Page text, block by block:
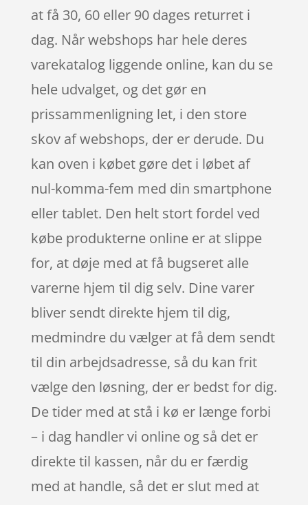
at få 30, 60 eller 90 dages returret i
dag. Når webshops har hele deres
varekatalog liggende online, kan du se
hele udvalget, og det gør en
prissammenligning let, i den store
skov af webshops, der er derude. Du
kan oven i købet gøre det i løbet af
nul-komma-fem med din smartphone
eller tablet. Den helt stort fordel ved
købe produkterne online er at slippe
for, at døje med at få bugseret alle
varerne hjem til dig selv. Dine varer
bliver sendt direkte hjem til dig,
medmindre du vælger at få dem sendt
til din arbejdsadresse, så du kan frit
vælge den løsning, der er bedst for dig.
De tider med at stå i kø er længe forbi
– i dag handler vi online og så det er
direkte til kassen, når du er færdig
med at handle, så det er slut med at